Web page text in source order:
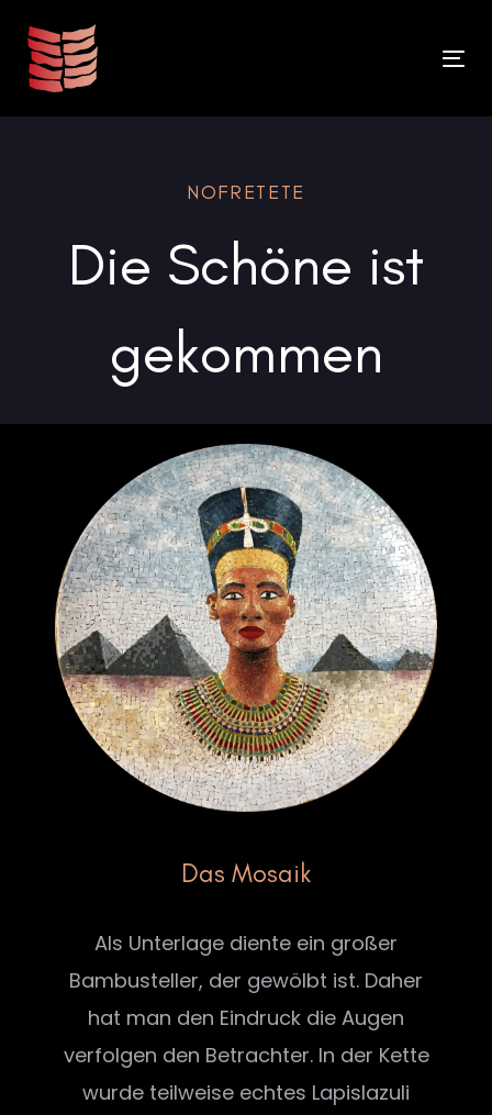
überspringen
primären
Navigation
springen
NOFRETETE
Die Schöne ist
gekommen
Das Mosaik
Als Unterlage diente ein großer
Bambusteller, der gewölbt ist. Daher
hat man den Eindruck die Augen
verfolgen den Betrachter. In der Kette
wurde teilweise echtes Lapislazuli